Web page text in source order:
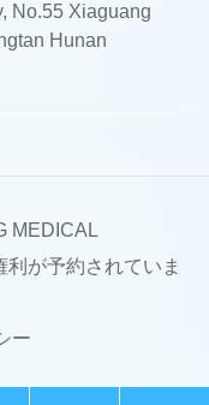
No.55 Xiaguang
Hunan
MEDICAL
利が予約されていま
ー